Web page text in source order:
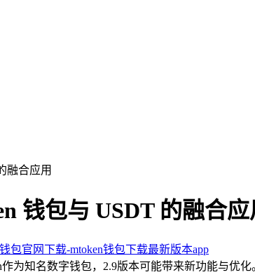
融合应用
钱包与 USDT 的融合应
包官网下载-mtoken钱包下载最新版本app
为知名数字钱包，2.9版本可能带来新功能与优